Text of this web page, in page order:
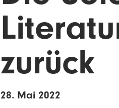
zurück
28. Mai 2022